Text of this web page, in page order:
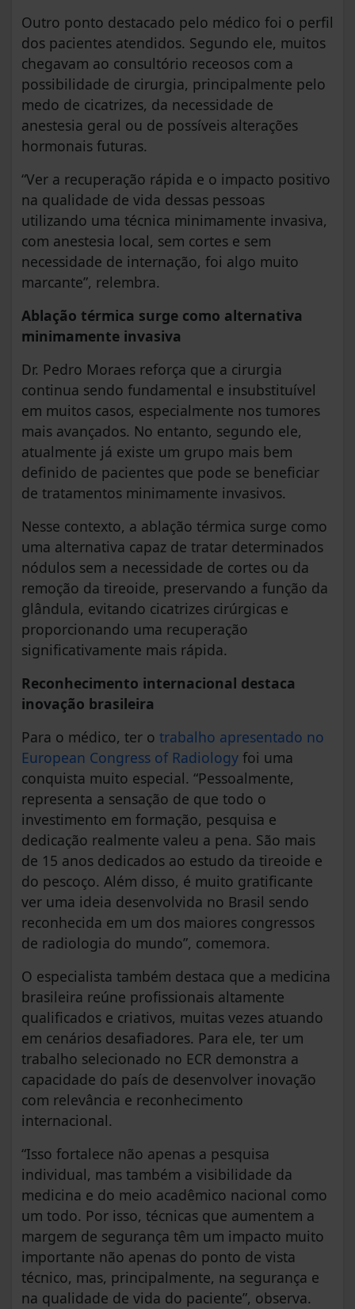
Outro ponto destacado pelo médico foi o perfil
dos pacientes atendidos. Segundo ele, muitos
chegavam ao consultório receosos com a
possibilidade de cirurgia, principalmente pelo
medo de cicatrizes, da necessidade de
anestesia geral ou de possíveis alterações
hormonais futuras.
“Ver a recuperação rápida e o impacto positivo
na qualidade de vida dessas pessoas
utilizando uma técnica minimamente invasiva,
com anestesia local, sem cortes e sem
necessidade de internação, foi algo muito
marcante”, relembra.
Ablação térmica surge como alternativa
minimamente invasiva
Dr. Pedro Moraes reforça que a cirurgia
continua sendo fundamental e insubstituível
em muitos casos, especialmente nos tumores
mais avançados. No entanto, segundo ele,
atualmente já existe um grupo mais bem
definido de pacientes que pode se beneficiar
de tratamentos minimamente invasivos.
Nesse contexto, a ablação térmica surge como
uma alternativa capaz de tratar determinados
nódulos sem a necessidade de cortes ou da
remoção da tireoide, preservando a função da
glândula, evitando cicatrizes cirúrgicas e
proporcionando uma recuperação
significativamente mais rápida.
Reconhecimento internacional destaca
inovação brasileira
Para o médico, ter o trabalho apresentado no
European Congress of Radiology foi uma
conquista muito especial. “Pessoalmente,
representa a sensação de que todo o
investimento em formação, pesquisa e
dedicação realmente valeu a pena. São mais
de 15 anos dedicados ao estudo da tireoide e
do pescoço. Além disso, é muito gratificante
ver uma ideia desenvolvida no Brasil sendo
reconhecida em um dos maiores congressos
de radiologia do mundo”, comemora.
O especialista também destaca que a medicina
brasileira reúne profissionais altamente
qualificados e criativos, muitas vezes atuando
em cenários desafiadores. Para ele, ter um
trabalho selecionado no ECR demonstra a
capacidade do país de desenvolver inovação
com relevância e reconhecimento
internacional.
“Isso fortalece não apenas a pesquisa
individual, mas também a visibilidade da
medicina e do meio acadêmico nacional como
um todo. Por isso, técnicas que aumentem a
margem de segurança têm um impacto muito
importante não apenas do ponto de vista
técnico, mas, principalmente, na segurança e
na qualidade de vida do paciente”, observa.